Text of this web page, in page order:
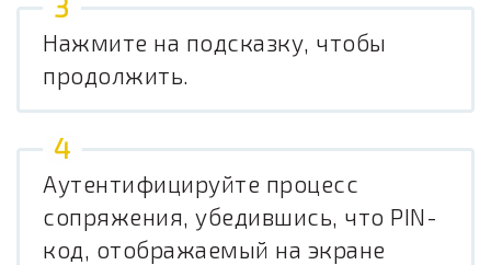
Нажмите на подсказку, чтобы
продолжить.
Аутентифицируйте процесс
сопряжения, убедившись, что PIN-
код, отображаемый на экране